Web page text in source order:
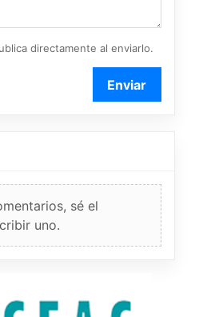
directamente al enviarlo.
Enviar
sé el
uno.